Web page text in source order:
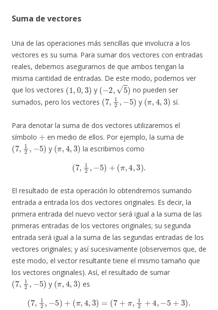
Suma de vectores
Una de las operaciones más sencillas que involucra a los
vectores es su suma. Para sumar dos vectores con entradas
reales, debemos asegurarnos de que ambos tengan la
misma cantidad de entradas. De este modo, podemos ver
que los vectores
(1 ,0,3)
y
(−2,5)
no pueden ser
sumados, pero los vectores
(7 ,12 −5)
y
(π,4,3)
sí.
Para denotar la suma de dos vectores utilizaremos el
símbolo
+
en medio de ellos. Por ejemplo, la suma de
(7,12,− 5)
y
(π,4,3)
la escribimos como
(7 ,1 −5 + π ,3 ).
El resultado de esta operación lo obtendremos sumando
entrada a entrada los dos vectores originales. Es decir, la
primera entrada del nuevo vector será igual a la suma de las
primeras entradas de los vectores originales; su segunda
entrada será igual a la suma de las segundas entradas de los
vectores originales; y así sucesivamente (observemos que, de
este modo, el vector resultante tiene el mismo tamaño que
los vectores originales). Así, el resultado de sumar
(7, 12,−5)
y
(π,4,3)
es
12 − 5) π 4,3 (7+ π 2+ 4 − 3